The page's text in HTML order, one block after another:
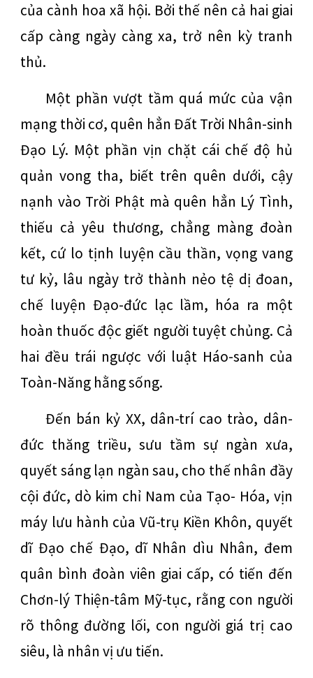
của cành hoa xã hội. Bởi thế nên cả hai giai
cấp càng ngày càng xa, trở nên kỳ tranh
thủ.
Một phần vượt tầm quá mức của vận
mạng thời cơ, quên hẳn Đất Trời Nhân-sinh
Đạo Lý. Một phần vịn chặt cái chế độ hủ
quản vong tha, biết trên quên dưới, cậy
nạnh vào Trời Phật mà quên hẳn Lý Tình,
thiếu cả yêu thương, chẳng màng đoàn
kết, cứ lo tịnh luyện cầu thần, vọng vang
tư kỷ, lâu ngày trở thành nẻo tệ dị đoan,
chế luyện Đạo-đức lạc lầm, hóa ra một
hoàn thuốc độc giết người tuyệt chủng. Cả
hai đều trái ngược với luật Háo-sanh của
Toàn-Năng hằng sống.
Đến bán kỷ XX, dân-trí cao trào, dân-
đức thăng triều, sưu tầm sự ngàn xưa,
quyết sáng lạn ngàn sau, cho thế nhân đầy
cội đức, dò kim chỉ Nam của Tạo- Hóa, vịn
máy lưu hành của Vũ-trụ Kiền Khôn, quyết
dĩ Đạo chế Đạo, dĩ Nhân dìu Nhân, đem
quân bình đoàn viên giai cấp, có tiến đến
Chơn-lý Thiện-tâm Mỹ-tục, rằng con người
rõ thông đường lối, con người giá trị cao
siêu, là nhân vị ưu tiến.